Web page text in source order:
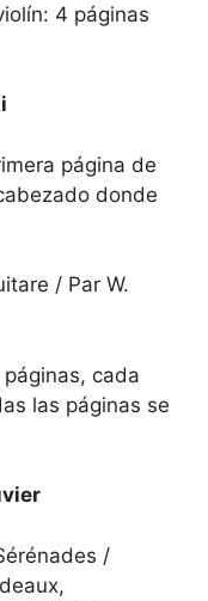
4 páginas
página de
donde
/ Par W.
cada
las páginas se
/